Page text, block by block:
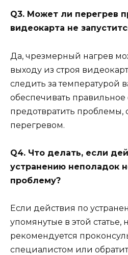
Q3. Может ли перегрев
видеокарта не
Да, чрезмерный нагрев
выходу из строя
следить за температурой
обеспечивать
предотвратить проблемы,
перегревом.
Q4. Что делать, если
устранению неполадок
проблему?
Если действия по
упомянутые в этой
рекомендуется
специалистом или